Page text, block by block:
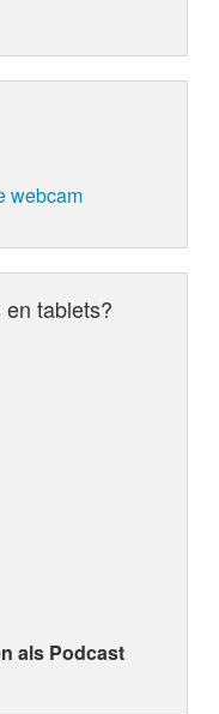
webcam
tablets?
als Podcast